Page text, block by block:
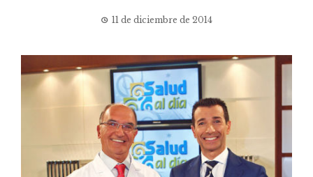
11 de diciembre de 2014